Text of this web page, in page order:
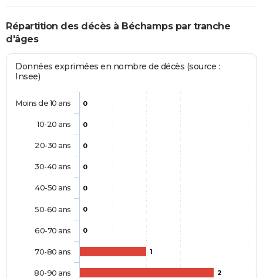
Répartition des décès à Béchamps par tranche
d'âges
Données exprimées en nombre de décès (source :
Insee)
0
0
0
0
0
0
0
1
2
Moins de 10 ans
10-20 ans
20-30 ans
30-40 ans
40-50 ans
50-60 ans
60-70 ans
70-80 ans
80-90 ans